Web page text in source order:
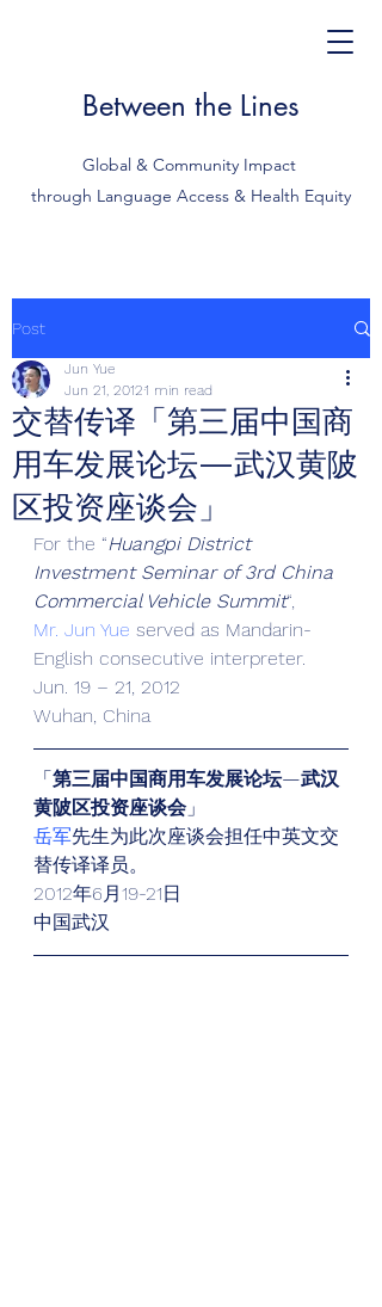
Between the Lines
Global & Community Impact
through Language Access & Health Equity
Post
交替传译「第三届中国商
用车发展论坛—武汉黄陂
区投资座谈会」
Jun Yue
Jun 21, 20121 min read
For the “Huangpi District
Investment Seminar of 3rd China
Commercial Vehicle Summit“,
Mr. Jun Yue served as Mandarin-
English consecutive interpreter.
Jun. 19 – 21, 2012
Wuhan, China
「第三届中国商用车发展论坛—武汉
黄陂区投资座谈会」
岳军先生为此次座谈会担任中英文交
替传译译员。
2012年6月19-21日
中国武汉